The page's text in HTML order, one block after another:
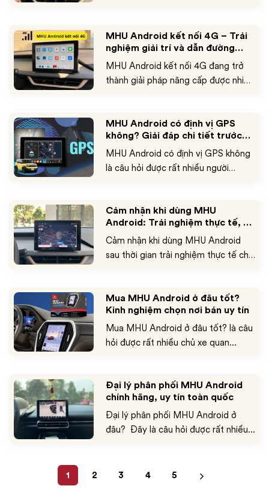
MHU Android kết nối 4G – Trải
nghiệm giải trí và dẫn đường
không gián đoạn
MHU Android kết nối 4G đang trở
thành giải pháp nâng cấp được nhiều
MHU Android có định vị GPS
không? Giải đáp chi tiết trước
khi lắp đặt
MHU Android có định vị GPS không
là câu hỏi được rất nhiều người
Cảm nhận khi dùng MHU
Android: Trải nghiệm thực tế, có
đáng nâng cấp không?
Cảm nhận khi dùng MHU Android
sau thời gian trải nghiệm thực tế cho
Mua MHU Android ở đâu tốt?
Kinh nghiệm chọn nơi bán uy tín
Mua MHU Android ở đâu tốt? là câu
hỏi được rất nhiều chủ xe quan...
Đại lý phân phối MHU Android
chính hãng, uy tín toàn quốc
Đại lý phân phối MHU Android ở
đâu? Đây là câu hỏi được rất nhiều...
1 2 3 4 5